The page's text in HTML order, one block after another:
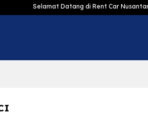
Datang di Rent Car Nusantara : Sewa